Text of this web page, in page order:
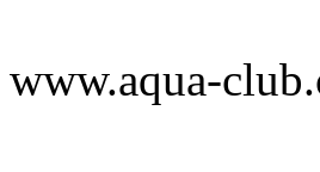
www.aqua-